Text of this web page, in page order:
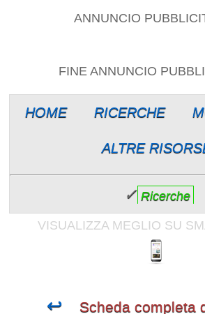
ANNUNCIO
FINE ANNUNCIO
HOME RICERCHE
ALTRE
✓ Ricerche
VISUALIZZA MEGLIO SU
↩ Scheda completa